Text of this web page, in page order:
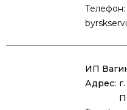
Телефон:
ИП
Адрес: